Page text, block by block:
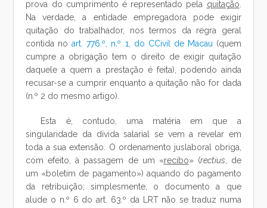
prova do cumprimento é representado pela quitação
Na verdade, a entidade empregadora pode exigir
quitação do trabalhador, nos termos da regra geral
contida noart. 776.º, n.º 1, do CCivil de Macau (quem
cumpre a obrigação tem o direito de exigir quitação
daquele a quem a prestação é feita), podendo ainda
recusar-se a cumprir enquanto a quitação não for dada
(n.º 2 do mesmo artigo).
Esta é, contudo, uma matéria em que a
singularidade da dívida salarial se vem a revelar em
toda a sua extensão. O ordenamento juslaboral obriga,
com efeito, à passagem de um «recibo» (rectius , de
um «boletim de pagamento») aquando do pagamento
da retribuição; simplesmente, o documento a que
alude o n.º 6 do art. 63.º da LRT não se traduz numa